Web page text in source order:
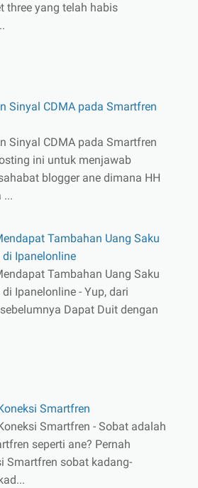
three yang telah habis
Sinyal CDMA pada Smartfren
Sinyal CDMA pada Smartfren
ini untuk menjawab
blogger ane dimana HH
...
Tambahan Uang Saku
Ipanelonline
Tambahan Uang Saku
Ipanelonline - Yup, dari
Dapat Duit dengan
Smartfren
Smartfren - Sobat adalah
seperti ane? Pernah
Smartfren sobat kadang-